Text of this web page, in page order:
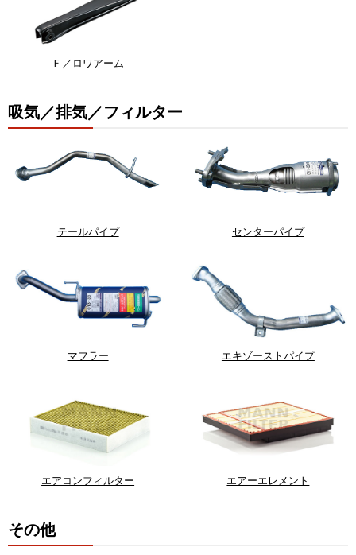
Ｆ／ロワアーム
吸気／排気／フィルター
テールパイプ センターパイプ
マフラー エキゾーストパイプ
エアコンフィルター エアーエレメント
その他